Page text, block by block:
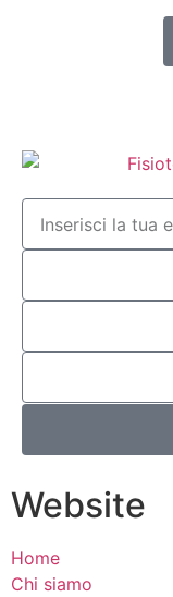
Website
Home
Chi siamo